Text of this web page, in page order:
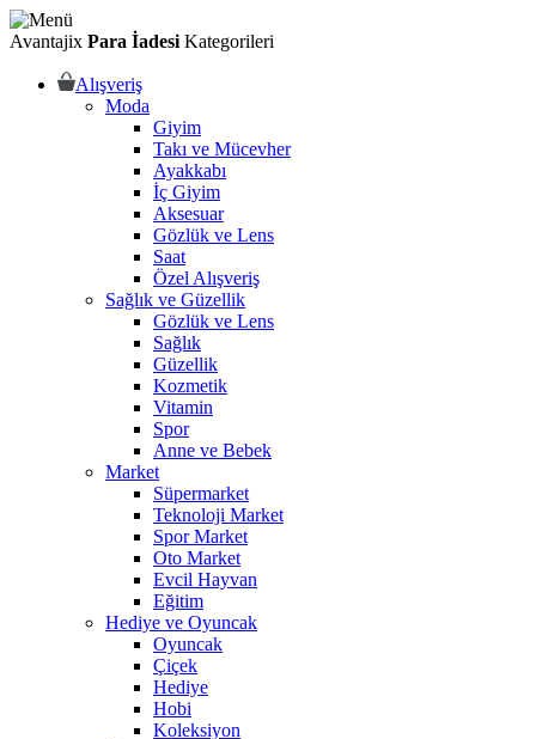
Avantajix Para İadesi Kategorileri
Alışveriş
Moda
Giyim
Takı ve Mücevher
Ayakkabı
İç Giyim
Aksesuar
Gözlük ve Lens
Saat
Özel Alışveriş
Sağlık ve Güzellik
Gözlük ve Lens
Sağlık
Güzellik
Kozmetik
Vitamin
Spor
Anne ve Bebek
Market
Süpermarket
Teknoloji Market
Spor Market
Oto Market
Evcil Hayvan
Eğitim
Hediye ve Oyuncak
Oyuncak
Çiçek
Hediye
Hobi
Koleksiyon